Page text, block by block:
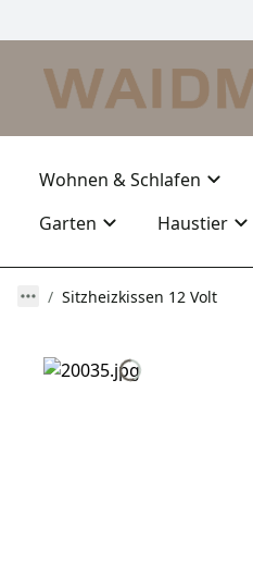
Wohnen & Schlafen
Garten
Haustier
Sitzheizkissen 12 Volt